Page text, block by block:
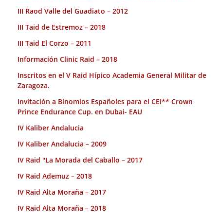
III Raod Valle del Guadiato – 2012
III Taid de Estremoz – 2018
III Taid El Corzo – 2011
Información Clinic Raid – 2018
Inscritos en el V Raid Hípico Academia General Militar de
Zaragoza.
Invitación a Binomios Españoles para el CEI** Crown
Prince Endurance Cup. en Dubai- EAU
IV Kaliber Andalucia
IV Kaliber Andalucia – 2009
IV Raid "La Morada del Caballo – 2017
IV Raid Ademuz – 2018
IV Raid Alta Moraña – 2017
IV Raid Alta Moraña – 2018